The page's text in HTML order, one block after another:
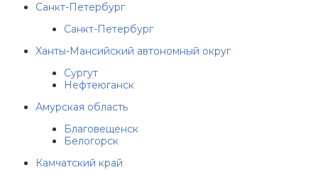
Санкт-Петербург
Санкт-Петербург
Ханты-Мансийский автономный округ
Сургут
Нефтеюганск
Амурская область
Благовещенск
Белогорск
Камчатский край